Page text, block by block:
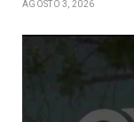
AGOSTO 3, 2026